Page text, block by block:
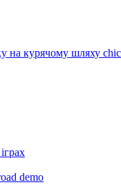
на курячому шляху
demo